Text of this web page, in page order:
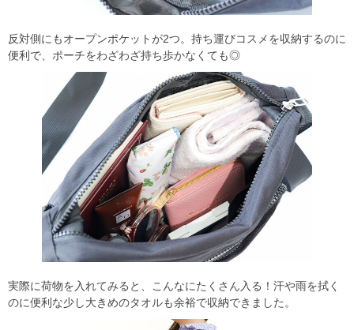
反対側にもオープンポケットが2つ。持ち運びコスメを収納するのに
便利で、ポーチをわざわざ持ち歩かなくても◎
実際に荷物を入れてみると、こんなにたくさん入る！汗や雨を拭く
のに便利な少し大きめのタオルも余裕で収納できました。